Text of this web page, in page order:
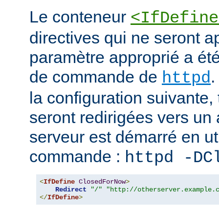
Le conteneur
directives qui ne seront
paramètre approprié a
de commande de httpd
la configuration
seront redirigées vers un
serveur est démarré en
commande : httpd -
<IfDefine ClosedForNow>
Redirect
"/"
"http://
</IfDefine>